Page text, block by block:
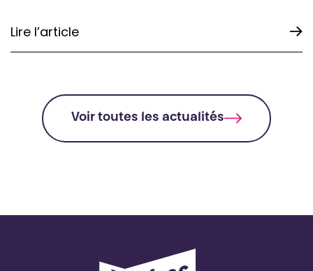
Lire l’article
Voir toutes les actualités